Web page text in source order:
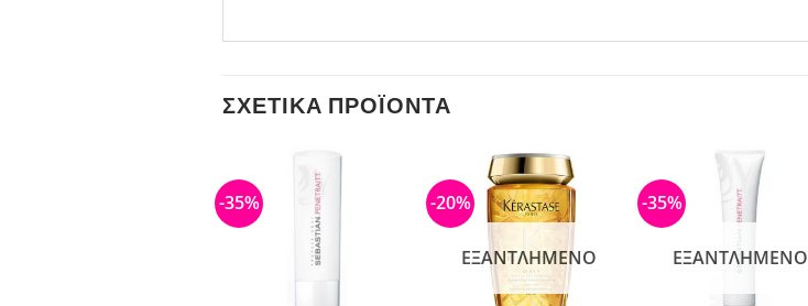
ΣΧΕΤΙΚΆ ΠΡΟΪΌΝΤΑ
-35% -20%
ΕΞΑΝΤΛΗΜΈΝΟ
-35%
ΕΞΑΝΤΛΗΜΈΝΟ